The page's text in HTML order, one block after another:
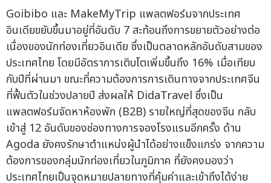
Goibibo และ MakeMyTrip แพลตฟอร์มจากประเทศ
อินเดียขยับขึ้นมาอยู่ที่อันดับ 7 สะท้อนถึงการขยายตัวอย่างต่อ
เนื่องของนักท่องเที่ยวอินเดีย ซึ่งเป็นตลาดหลักอันดับสามของ
ประเทศไทย โดยมีอัตราการเติบโตเพิ่มขึ้นถึง 16% เมื่อเทียบ
กับปีที่ผ่านมา ขณะที่ความต้องการการเดินทางจากประเทศจีน
ที่ฟื้นตัวในช่วงปลายปี ส่งผลให้ DidaTravel ซึ่งเป็น
แพลตฟอร์มจัดหาห้องพัก (B2B) รายใหญ่ที่สุดของจีน กลับ
เข้าสู่ 12 อันดับของช่องทางการจองโรงแรมอีกครั้ง ด้าน
Agoda ยังคงรักษาตำแหน่งผู้นำได้อย่างแข็งแกร่ง จากความ
ต้องการของกลุ่มนักท่องเที่ยวในภูมิภาค ที่ยังคงมองว่า
ประเทศไทยเป็นจุดหมายปลายทางที่คุ้มค่าและเข้าถึงได้ง่าย